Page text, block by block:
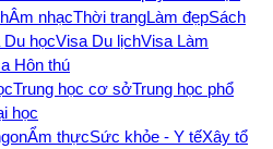
Âm nhạcThời trangLàm đẹpSách
Du họcVisa Du lịchVisa Làm
Hôn thú
Trung học cơ sởTrung học phổ
học
Ẩm thựcSức khỏe - Y tếXây tổ